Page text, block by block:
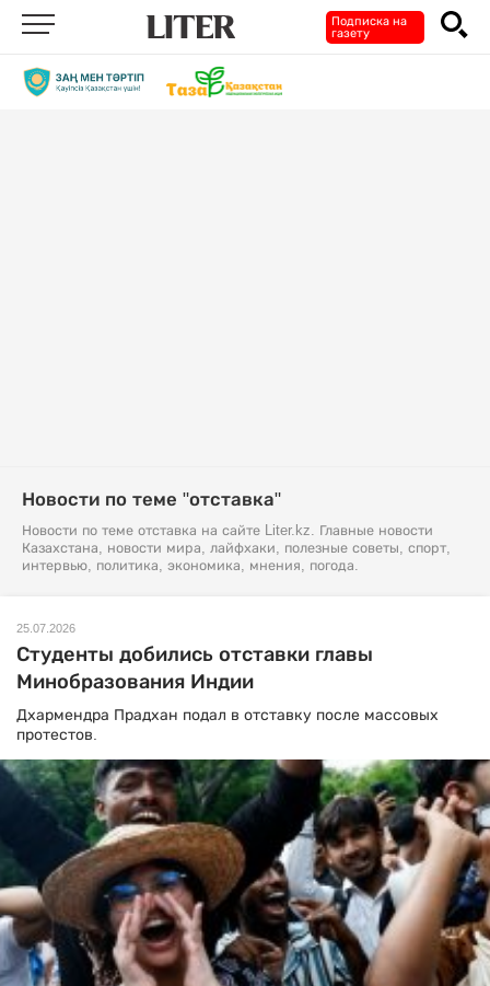
Подписка на
газету
Новости по теме "отставка"
Новости по теме отставка на сайте Liter.kz. Главные новости
Казахстана, новости мира, лайфхаки, полезные советы, спорт,
интервью, политика, экономика, мнения, погода.
25.07.2026
Студенты добились отставки главы
Минобразования Индии
Дхармендра Прадхан подал в отставку после массовых
протестов.